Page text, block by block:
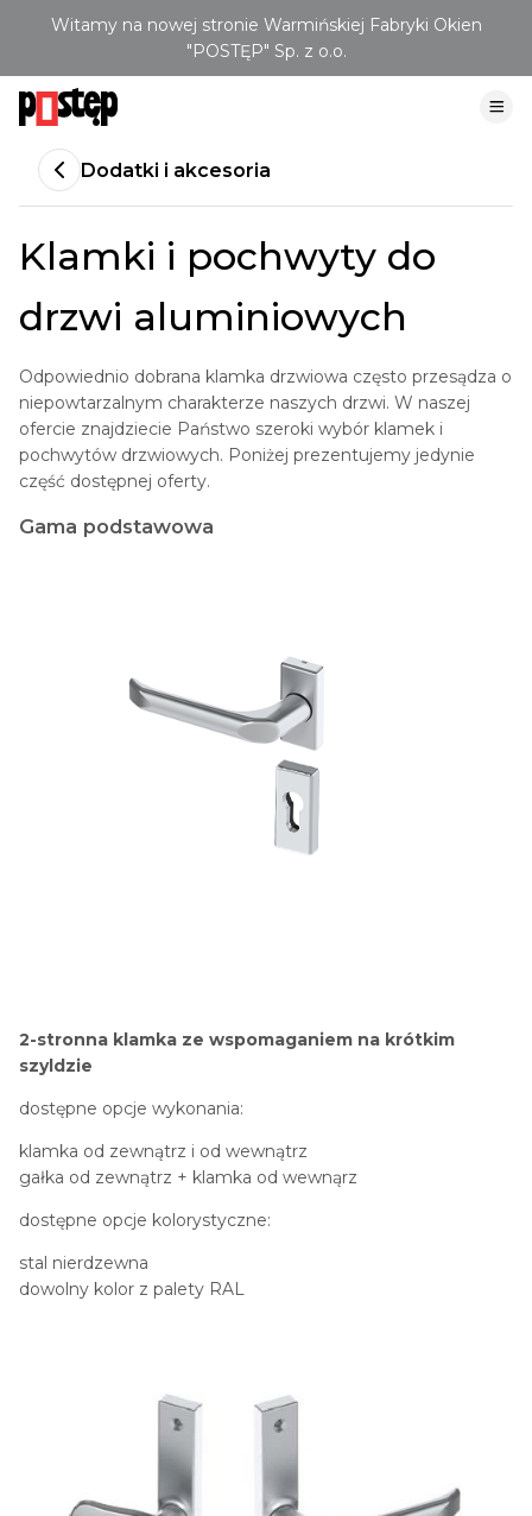
Witamy na nowej stronie Warmińskiej Fabryki Okien
"POSTĘP" Sp. z o.o.
Dodatki i akcesoria
Klamki i pochwyty do
drzwi aluminiowych
Odpowiednio dobrana klamka drzwiowa często przesądza o
niepowtarzalnym charakterze naszych drzwi. W naszej
ofercie znajdziecie Państwo szeroki wybór klamek i
pochwytów drzwiowych. Poniżej prezentujemy jedynie
część dostępnej oferty.
Gama podstawowa
2-stronna klamka ze wspomaganiem na krótkim
szyldzie
dostępne opcje wykonania:
klamka od zewnątrz i od wewnątrz
gałka od zewnątrz + klamka od wewnąrz
dostępne opcje kolorystyczne:
stal nierdzewna
dowolny kolor z palety RAL